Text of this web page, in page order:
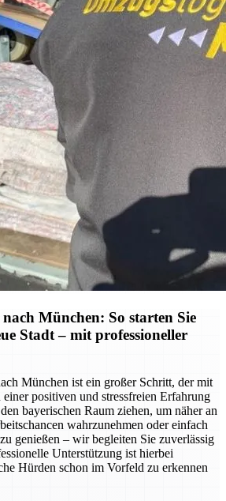
München: So starten Sie
Stadt – mit professioneller
München ist ein großer Schritt, der mit
positiven und stressfreien Erfahrung
bayerischen Raum ziehen, um näher an
wahrzunehmen oder einfach
genießen – wir begleiten Sie zuverlässig
Unterstützung ist hierbei
Hürden schon im Vorfeld zu erkennen